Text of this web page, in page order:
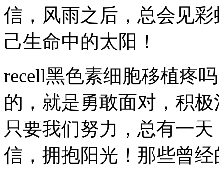
信，风雨之后，总会见
己生命中的太阳！
recell黑色素细胞移植疼
的，就是勇敢面对，积
只要我们努力，总有一
信，拥抱阳光！那些曾